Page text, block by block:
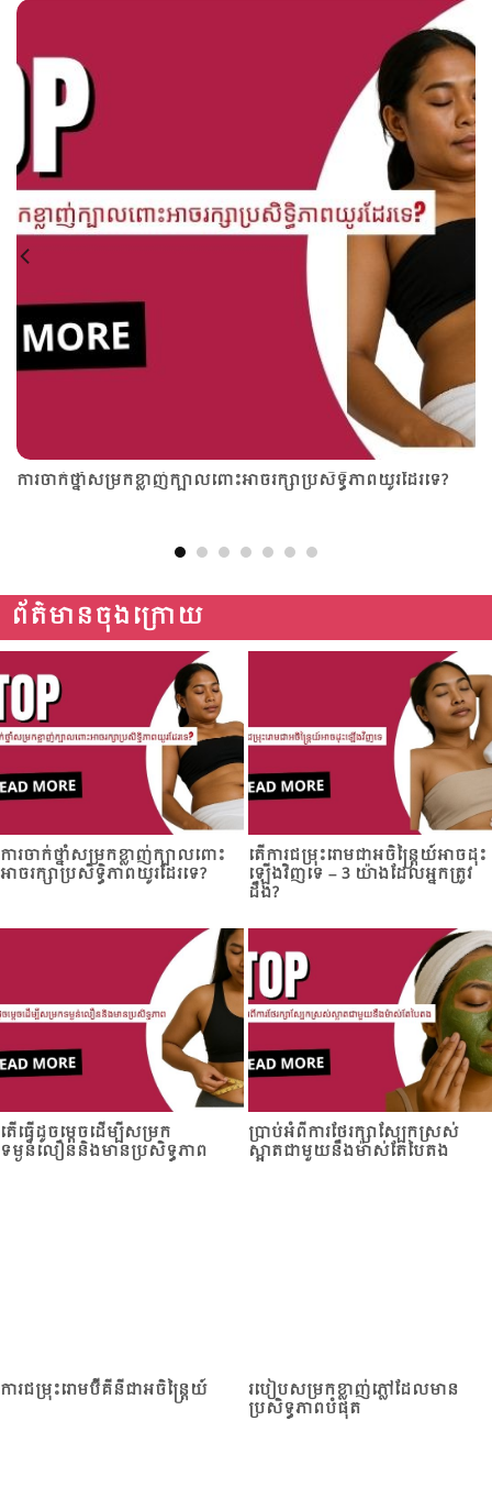
ចាក់​ថ្នាំ​សម្រក​ខ្លាញ់​ក្បាល​ពោះអាចរក្សាប្រសិទ្ធិភាពយូរ​ដែរ​ទេ?
ព័ត៌មានចុងក្រោយ
ការចាក់​ថ្នាំ​សម្រក​ខ្លាញ់​ក្បាល​ពោះ
អាចរក្សាប្រសិទ្ធិភាពយូរ​ដែរ​ទេ?
តើការជម្រុះ​រោមជាអចិន្ត្រៃយ៍អាច​ដុះ
ឡើងវិញទេ – 3 យ៉ាងដែលអ្នកត្រូវ
ដឹង?
តើធ្វើដូចម្តេចដើម្បីសម្រក​
ទម្ងន់លឿននិងមានប្រសិទ្ធភាព
ប្រាប់​អំពីការថែរក្សាស្បែកស្រស់
ស្អាតជាមួយនឹងម៉ាស់តែបៃតង
ការជម្រុះរោមប៊ីគីនីជាអចិន្ត្រៃយ៍ របៀបសម្រក​ខ្លាញ់ភ្លៅដែលមាន
ប្រសិទ្ធភាពបំផុត